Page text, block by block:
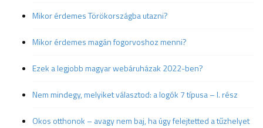
Mikor érdemes Törökországba utazni?
Mikor érdemes magán fogorvoshoz menni?
Ezek a legjobb magyar webáruházak 2022-ben?
Nem mindegy, melyiket választod: a logók 7 típusa – I. rész
Okos otthonok – avagy nem baj, ha úgy felejtetted a tűzhelyet